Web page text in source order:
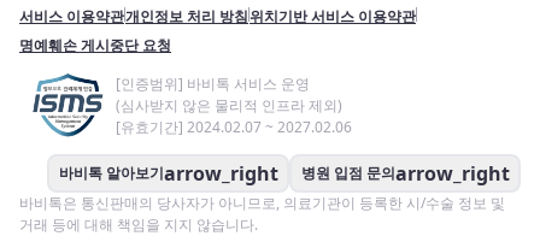
서비스 이용약관개인정보 처리 방침위치기반 서비스 이용약관
명예훼손 게시중단 요청
[인증범위] 바비톡 서비스 운영
(심사받지 않은 물리적 인프라 제외)
[유효기간] 2024.02.07 ~ 2027.02.06
바비톡 알아보기arrow_right 병원 입점 문의arrow_right
바비톡은 통신판매의 당사자가 아니므로, 의료기관이 등록한 시/수술 정보 및
거래 등에 대해 책임을 지지 않습니다.